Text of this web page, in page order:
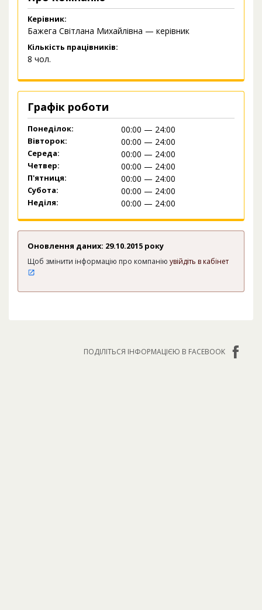
Керівник:
Бажега Світлана Михайлівна — керівник
Кількість працівників:
8 чол.
Графік роботи
Понеділок: 00:00 — 24:00
Вівторок: 00:00 — 24:00
Середа: 00:00 — 24:00
Четвер: 00:00 — 24:00
П'ятниця: 00:00 — 24:00
Субота: 00:00 — 24:00
Неділя: 00:00 — 24:00
Оновлення даних: 29.10.2015 року
Щоб змінити інформацію про компанію увійдіть в кабінет
ПОДІЛІТЬСЯ ІНФОРМАЦІЄЮ В FACEBOOK